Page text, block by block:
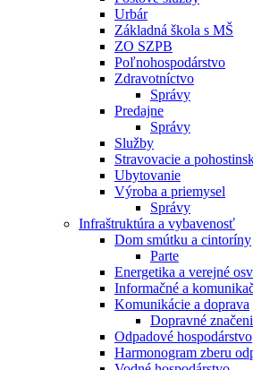
Urbár
Základná škola s MŠ
ZO SZPB
Poľnohospodárstvo
Zdravotníctvo
Správy
Predajne
Správy
Služby
Stravovacie a
Ubytovanie
Výroba a priemysel
Správy
Infraštruktúra a vybavenosť
Dom smútku a cintoríny
Parte
Energetika a verejné
Informačné a
Komunikácie a doprava
Dopravné
Odpadové hospodárstvo
Harmonogram zberu